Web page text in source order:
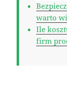
warto
Ile
firm